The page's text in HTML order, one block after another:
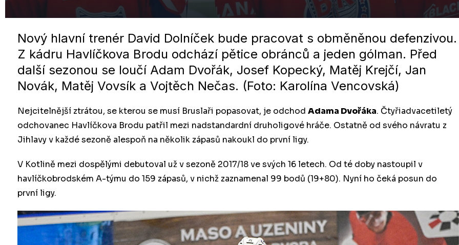
Nový hlavní trenér David Dolníček bude pracovat s obměněnou defenzivou.
Z kádru Havlíčkova Brodu odchází pětice obránců a jeden gólman. Před
další sezonou se loučí Adam Dvořák, Josef Kopecký, Matěj Krejčí, Jan
Novák, Matěj Vovsík a Vojtěch Nečas. (Foto: Karolína Vencovská)
Nejcitelnější ztrátou, se kterou se musí Bruslaři popasovat, je odchod Adama Dvořáka. Čtyřiadvacetiletý
odchovanec Havlíčkova Brodu patřil mezi nadstandardní druholigové hráče. Ostatně od svého návratu z
Jihlavy v každé sezoně alespoň na několik zápasů nakoukl do první ligy.
V Kotlině mezi dospělými debutoval už v sezoně 2017/18 ve svých 16 letech. Od té doby nastoupil v
havlíčkobrodském A-týmu do 159 zápasů, v nichž zaznamenal 99 bodů (19+80). Nyní ho čeká posun do
první ligy.